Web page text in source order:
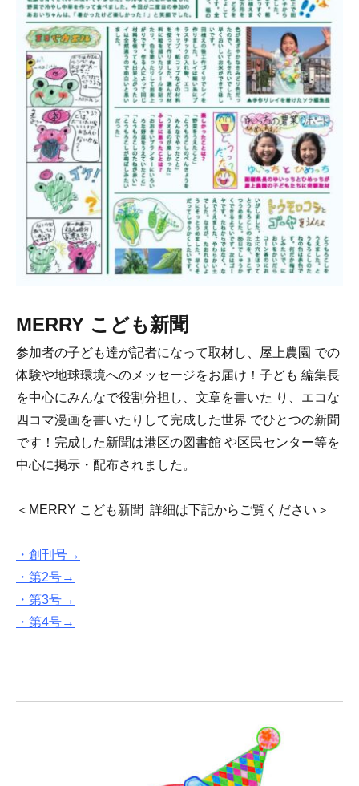
MERRY こども新聞
参加者の子ども達が記者になって取材し、屋上農園 での
体験や地球環境へのメッセージをお届け！子ども 編集長
を中心にみんなで役割分担し、文章を書いた り、エコな
四コマ漫画を書いたりして完成した世界 でひとつの新聞
です！完成した新聞は港区の図書館 や区民センター等を
中心に掲示・配布されました。
＜MERRY こども新聞 詳細は下記からご覧ください＞
・創刊号→
・第2号→
・第3号→
・第4号→